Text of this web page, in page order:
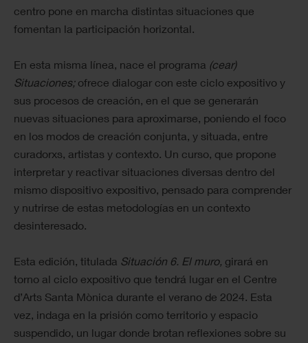
centro pone en marcha distintas situaciones que
fomentan la participación horizontal.
En esta misma línea, nace el programa (cear)
Situaciones; ofrece dialogar con este ciclo expositivo y
sus procesos de creación, en el que se generarán
nuevas situaciones para aproximarse, poniendo el foco
en los modos de creación conjunta, y situada, entre
curadorxs, artistas y contexto. Un curso, que propone
interpretar y reactivar situaciones diversas dentro del
mismo dispositivo expositivo, pensado para comprender
y nutrirse de estas metodologías en un contexto
desinteresado.
Esta edición, titulada Situación 6. El muro, girará en
torno al ciclo expositivo que tendrá lugar en el Centre
d’Arts Santa Mònica durante el verano de 2024. Esta
vez, indaga en la prisión como territorio y espacio
suspendido, un lugar donde brotan reflexiones sobre su